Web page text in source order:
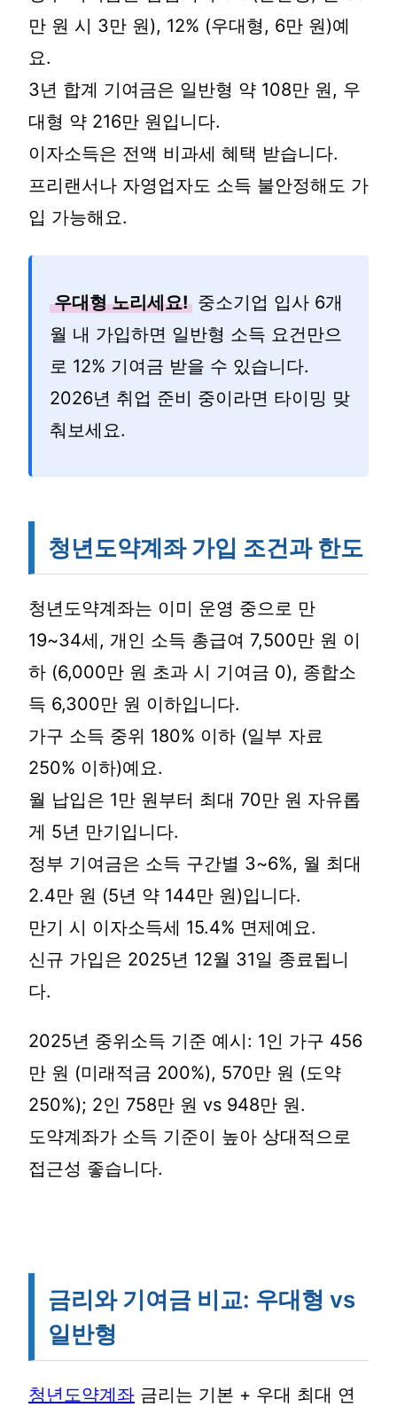
만 원 시 3만 원), 12% (우대형, 6만 원)예
요.
3년 합계 기여금은 일반형 약 108만 원, 우
대형 약 216만 원입니다.
이자소득은 전액 비과세 혜택 받습니다.
프리랜서나 자영업자도 소득 불안정해도 가
입 가능해요.
우대형 노리세요! 중소기업 입사 6개
월 내 가입하면 일반형 소득 요건만으
로 12% 기여금 받을 수 있습니다.
2026년 취업 준비 중이라면 타이밍 맞
춰보세요.
청년도약계좌 가입 조건과 한도
청년도약계좌는 이미 운영 중으로 만
19~34세, 개인 소득 총급여 7,500만 원 이
하 (6,000만 원 초과 시 기여금 0), 종합소
득 6,300만 원 이하입니다.
가구 소득 중위 180% 이하 (일부 자료
250% 이하)예요.
월 납입은 1만 원부터 최대 70만 원 자유롭
게 5년 만기입니다.
정부 기여금은 소득 구간별 3~6%, 월 최대
2.4만 원 (5년 약 144만 원)입니다.
만기 시 이자소득세 15.4% 면제예요.
신규 가입은 2025년 12월 31일 종료됩니
다.
2025년 중위소득 기준 예시: 1인 가구 456
만 원 (미래적금 200%), 570만 원 (도약
250%); 2인 758만 원 vs 948만 원.
도약계좌가 소득 기준이 높아 상대적으로
접근성 좋습니다.
금리와 기여금 비교: 우대형 vs
일반형
청년도약계좌 금리는 기본 + 우대 최대 연